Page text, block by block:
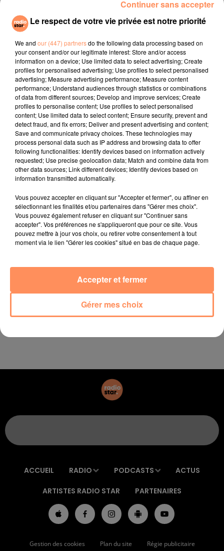
fil actus
4 juillet 2022
Radio Star Live avec Dadju
27 juin 2022
Marseille : une application pour mettre en
relation extras et...
27 juin 2022
Le cocholed pour jouer à la pétanque
jusqu'au bout de la nuit !
10 mai 2022
Toulon : des quais électrifiés pour 2023 !
10 mai 2022
Cassis organise sa traditionnelle "Fête du vin"
10 mai 2022
Marseille : appel à témoins pour retrouver
Frédéric Pache
Le rappeur marseillais Soprano invité de
E=M6
Aix : "Journée de l’Europe", soirée danse et set
électro !
ACCUEIL RADIO PODCASTS ACTUS
ARTISTES RADIO STAR PARTENAIRES
Gestion des cookies Plan du site Régie publicitaire
Le respect de votre vie privée est notre priorité
We and our (447) partnersdo the following data processing based on
your consent and/or our legitimate interest: Store and/or access
information on a device; Use limited data to select advertising; Create
profiles for personalised advertising; Use profiles to select personalised
advertising; Measure advertising performance; Measure content
performance; Understand audiences through statistics or combinations
of data from different sources; Develop and improve services; Create
profiles to personalise content; Use profiles to select personalised
content; Use limited data to select content; Ensure security, prevent and
detect fraud, and fix errors; Deliver and present advertising and content;
Save and communicate privacy choices. These technologies may
process personal data such as IP address and browsing data to offer
following functionalities: Identify devices based on information actively
requested; Use precise geolocation data; Match and combine data from
other data sources; Link different devices; Identify devices based on
information transmitted automatically.
Vous pouvez accepter en cliquant sur "Accepter et fermer", ou affiner en
sélectionnant les finalités et/ou partenaires dans "Gérer mes choix".
Vous pouvez également refuser en cliquant sur "Continuer sans
accepter". Vos préférences ne s'appliqueront que pour ce site. Vous
pouvez mettre à jour vos choix, ou retirer votre consentement à tout
moment via le lien "Gérer les cookies" situé en bas de chaque page.
Gérer mes choix
Accepter et fermer
Continuer sans accepter